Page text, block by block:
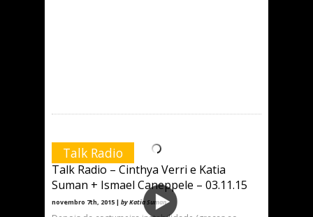
Talk Radio
Talk Radio – Cinthya Verri e Katia
Suman + Ismael Caneppele – 03.11.15
novembro 7th, 2015 | by Katia Suman